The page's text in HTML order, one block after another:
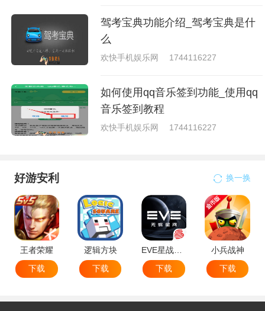
驾考宝典功能介绍_驾考宝典是什
么
欢快手机娱乐网 1744116227
如何使用qq音乐签到功能_使用qq
音乐签到教程
欢快手机娱乐网 1744116227
好游安利 换一换
王者荣耀
下载
逻辑方块
下载
EVE星战前夜无烬星河
下载
小兵战神
下载